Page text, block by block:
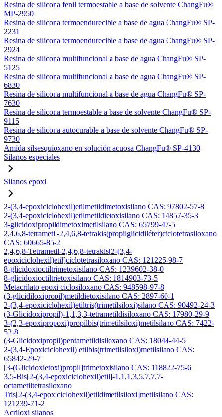
Resina de silicona fenil termoestable a base de solvente ChangFu®
MP-2950
Resina de silicona termoendurecible a base de agua ChangFu® SP-
2231
Resina de silicona termoendurecible a base de agua ChangFu® SP-
2924
Resina de silicona multifuncional a base de agua ChangFu® SP-
5125
Resina de silicona multifuncional a base de agua ChangFu® SP-
6830
Resina de silicona multifuncional a base de agua ChangFu® SP-
7630
Resina de silicona termoestable a base de solvente ChangFu® SP-
9115
Resina de silicona autocurable a base de solvente ChangFu® SP-
9730
Amida silsesquioxano en solución acuosa ChangFu® SP-4130
Silanos especiales
Silanos epoxi
2-(3,4-epoxiciclohexil)etilmetildimetoxisilano CAS: 97802-57-8
2-(3,4-epoxiciclohexil)etilmetildietoxisilano CAS: 14857-35-3
3-glicidoxipropildimetoximetilsilano CAS: 65799-47-5
2,4,6,8-tetrametil-2,4,6,8-tetrakis(propilglicidiléter)ciclotetrasiloxano
CAS: 60665-85-2
2,4,6,8-Tetrametil-2,4,6,8-tetrakis[2-(3,4-
epoxiciclohexil)etil]ciclotetrasiloxano CAS: 121225-98-7
8-glicidoxioctiltrimetoxisilano CAS: 1239602-38-0
8-glicidoxioctiltrietoxisilano CAS: 1814903-73-5
Metacrilato epoxi ciclosiloxano CAS: 948598-97-8
(3-glicidiloxipropil)metildietoxisilano CAS: 2897-60-1
2-(3,4-epoxiciclohexil)etiltris(trimetilsiloxi)silano CAS: 90492-24-3
(3-Glicidoxipropil)-1,1,3,3-tetrametildisiloxano CAS: 17980-29-9
3-(2,3-epoxipropoxi)propilbis(trimetilsiloxi)metilsilano CAS: 7422-
52-8
(3-Glicidoxipropil)pentametildisiloxano CAS: 18044-44-5
2-(3,4-Epoxiciclohexil) etilbis(trimetilsiloxi)metilsilano CAS:
65842-29-7
[3-(Glicidoxietoxi)propil]trimetoxisilano CAS: 118822-75-6
3,5-Bis[2-(3,4-epoxiciclohexil)etil]-1,1,1,3,5,7,7,7-
octametiltetrasiloxano
Tris[2-(3,4-epoxiciclohexil)etildimetilsiloxi]metilsilano CAS:
121239-71-2
Acriloxi silanos